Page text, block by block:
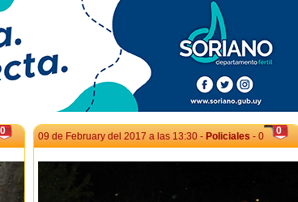
0 0
09 de February del 2017 a las 13:30 - Policiales - 0